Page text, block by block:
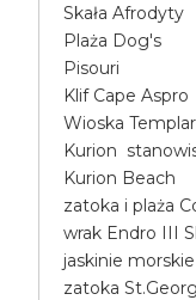
Skała Afrodyty
Plaża Dog's
Pisouri
Klif Cape Aspro
Wioska
Kurion
Kurion Beach
zatoka i plaża
wrak Endro III
jaskinie
zatoka